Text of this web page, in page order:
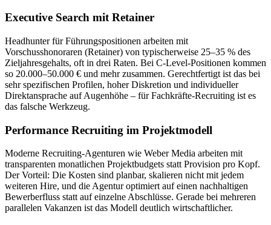
Executive Search mit Retainer
Headhunter für Führungspositionen arbeiten mit
Vorschusshonoraren (Retainer) von typischerweise 25–35 % des
Zieljahresgehalts, oft in drei Raten. Bei C-Level-Positionen kommen
so 20.000–50.000 € und mehr zusammen. Gerechtfertigt ist das bei
sehr spezifischen Profilen, hoher Diskretion und individueller
Direktansprache auf Augenhöhe – für Fachkräfte-Recruiting ist es
das falsche Werkzeug.
Performance Recruiting im Projektmodell
Moderne Recruiting-Agenturen wie Weber Media arbeiten mit
transparenten monatlichen Projektbudgets statt Provision pro Kopf.
Der Vorteil: Die Kosten sind planbar, skalieren nicht mit jedem
weiteren Hire, und die Agentur optimiert auf einen nachhaltigen
Bewerberfluss statt auf einzelne Abschlüsse. Gerade bei mehreren
parallelen Vakanzen ist das Modell deutlich wirtschaftlicher.